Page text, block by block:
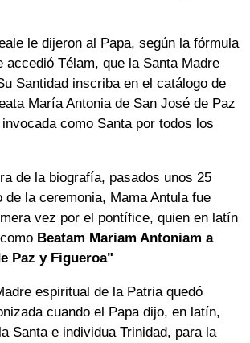
le dijeron al Papa, según la fórmula
accedió Télam, que la Santa Madre
Santidad inscriba en el catálogo de
María Antonia de San José de Paz
como Santa por todos los
de la biografía, pasados unos 25
de la ceremonia, Mama Antula fue
vez por el pontífice, quien en latín
Beatam Mariam Antoniam a
Paz y Figueroa"
espiritual de la Patria quedó
cuando el Papa dijo, en latín,
Santa e individua Trinidad, para la